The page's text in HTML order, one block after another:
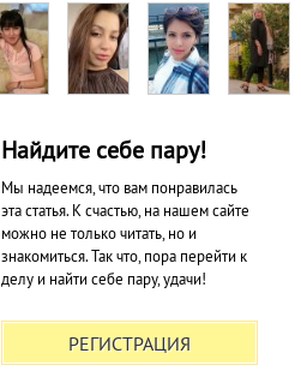
Найдите себе пару!
Мы надеемся, что вам понравилась
эта статья. К счастью, на нашем сайте
можно не только читать, но и
знакомиться. Так что, пора перейти к
делу и найти себе пару, удачи!